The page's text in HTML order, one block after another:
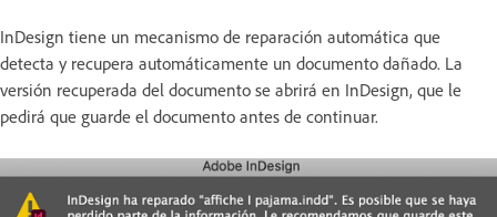
InDesign tiene un mecanismo de reparación automática que
detecta y recupera automáticamente un documento dañado. La
versión recuperada del documento se abrirá en InDesign, que le
pedirá que guarde el documento antes de continuar.